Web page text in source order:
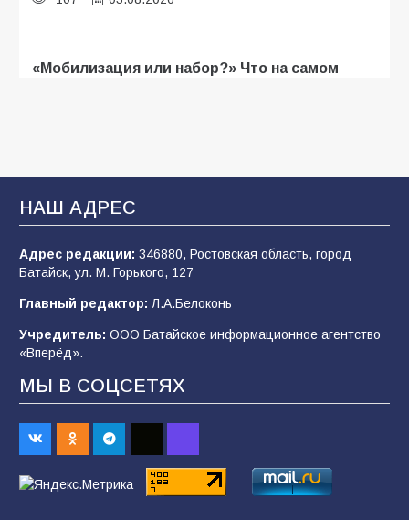
«Мобилизация или набор?» Что на самом
В Батайске продолжаются дорожные работы
100 04.08.2026
Будет ли мобилизация в России в 2026 году
после выборов: в Госдуме дали ответ
95 06.08.2026
«Пургу нести — не поля переходить»: почему
заявления о мобилизации — это
пропагандистский вброс
01.08.2026
НАШ АДРЕС
Адрес редакции: 346880, Ростовская область, город
Батайск, ул. М. Горького, 127
Главный редактор: Л.А.Белоконь
Учредитель: ООО Батайское информационное агентство
«Вперёд».
МЫ В СОЦСЕТЯХ